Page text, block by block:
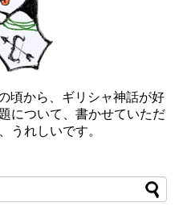
頃から、ギリシャ神話が好
について、書かせていただ
うれしいです。